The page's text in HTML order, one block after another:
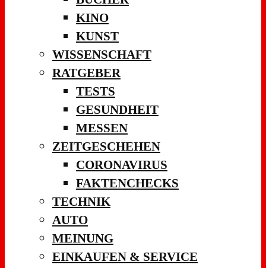
KINO
KUNST
WISSENSCHAFT
RATGEBER
TESTS
GESUNDHEIT
MESSEN
ZEITGESCHEHEN
CORONAVIRUS
FAKTENCHECKS
TECHNIK
AUTO
MEINUNG
EINKAUFEN & SERVICE